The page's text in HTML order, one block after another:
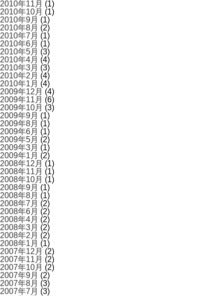
2010年11月 (1)
2010年10月 (1)
2010年9月 (1)
2010年8月 (2)
2010年7月 (1)
2010年6月 (1)
2010年5月 (3)
2010年4月 (4)
2010年3月 (3)
2010年2月 (4)
2010年1月 (4)
2009年12月 (4)
2009年11月 (6)
2009年10月 (3)
2009年9月 (1)
2009年8月 (1)
2009年6月 (1)
2009年5月 (2)
2009年3月 (1)
2009年1月 (2)
2008年12月 (1)
2008年11月 (1)
2008年10月 (1)
2008年9月 (1)
2008年8月 (1)
2008年7月 (2)
2008年6月 (2)
2008年4月 (2)
2008年3月 (2)
2008年2月 (2)
2008年1月 (1)
2007年12月 (2)
2007年11月 (2)
2007年10月 (2)
2007年9月 (2)
2007年8月 (3)
2007年7月 (3)